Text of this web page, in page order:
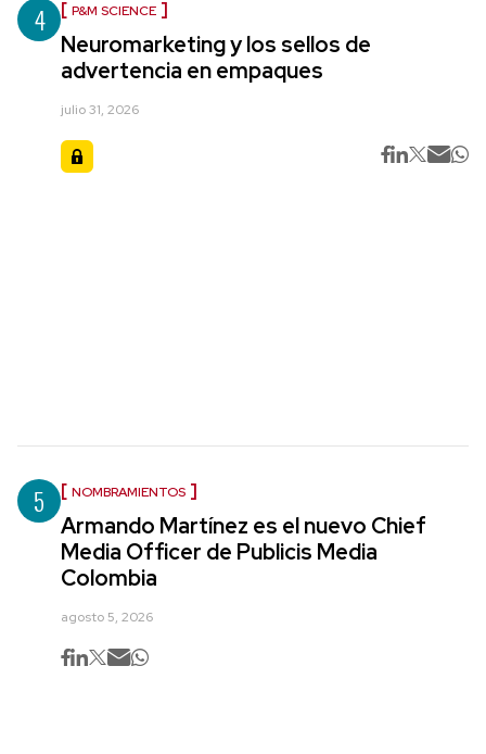
4 P&M SCIENCE
Neuromarketing y los sellos de
advertencia en empaques
julio 31, 2026
5 NOMBRAMIENTOS
Armando Martínez es el nuevo Chief
Media Officer de Publicis Media
Colombia
agosto 5, 2026